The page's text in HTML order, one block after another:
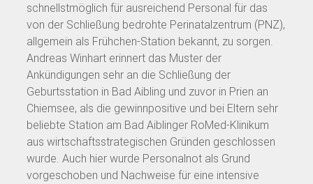
schnellstmöglich für ausreichend Personal für das
von der Schließung bedrohte Perinatalzentrum (PNZ),
allgemein als Frühchen-Station bekannt, zu sorgen.
Andreas Winhart erinnert das Muster der
Ankündigungen sehr an die Schließung der
Geburtsstation in Bad Aibling und zuvor in Prien an
Chiemsee, als die gewinnpositive und bei Eltern sehr
beliebte Station am Bad Aiblinger RoMed-Klinikum
aus wirtschaftsstrategischen Gründen geschlossen
wurde. Auch hier wurde Personalnot als Grund
vorgeschoben und Nachweise für eine intensive